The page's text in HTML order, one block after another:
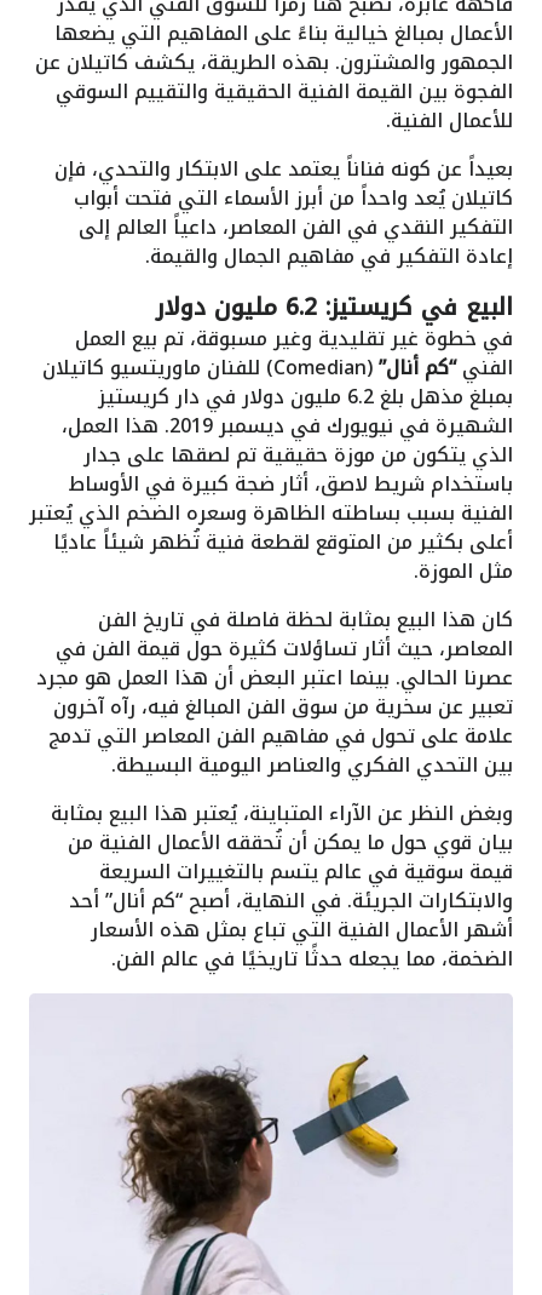
الأعمال بمبالغ خيالية بناءً على المفاهيم التي يضعها
الجمهور والمشترون. بهذه الطريقة، يكشف كاتيلان عن
الفجوة بين القيمة الفنية الحقيقية والتقييم السوقي
للأعمال الفنية.
بعيداً عن كونه فناناً يعتمد على الابتكار والتحدي، فإن
كاتيلان يُعد واحداً من أبرز الأسماء التي فتحت أبواب
التفكير النقدي في الفن المعاصر، داعياً العالم إلى
إعادة التفكير في مفاهيم الجمال والقيمة.
البيع في كريستيز: 6.2 مليون دولار
في خطوة غير تقليدية وغير مسبوقة، تم بيع العمل
الفني“كم أنال” (Comedian) للفنان ماوريتسيو كاتيلان
بمبلغ مذهل بلغ 6.2 مليون دولار في دار كريستيز
الشهيرة في نيويورك في ديسمبر 2019. هذا العمل،
الذي يتكون من موزة حقيقية تم لصقها على جدار
باستخدام شريط لاصق، أثار ضجة كبيرة في الأوساط
الفنية بسبب بساطته الظاهرة وسعره الضخم الذي يُعتبر
أعلى بكثير من المتوقع لقطعة فنية تُظهر شيئاً عاديًا
مثل الموزة.
كان هذا البيع بمثابة لحظة فاصلة في تاريخ الفن
المعاصر، حيث أثار تساؤلات كثيرة حول قيمة الفن في
عصرنا الحالي. بينما اعتبر البعض أن هذا العمل هو مجرد
تعبير عن سخرية من سوق الفن المبالغ فيه، رآه آخرون
علامة على تحول في مفاهيم الفن المعاصر التي تدمج
بين التحدي الفكري والعناصر اليومية البسيطة.
وبغض النظر عن الآراء المتباينة، يُعتبر هذا البيع بمثابة
بيان قوي حول ما يمكن أن تُحققه الأعمال الفنية من
قيمة سوقية في عالم يتسم بالتغييرات السريعة
والابتكارات الجريئة. في النهاية، أصبح “كم أنال” أحد
أشهر الأعمال الفنية التي تباع بمثل هذه الأسعار
الضخمة، مما يجعله حدثًا تاريخيًا في عالم الفن.